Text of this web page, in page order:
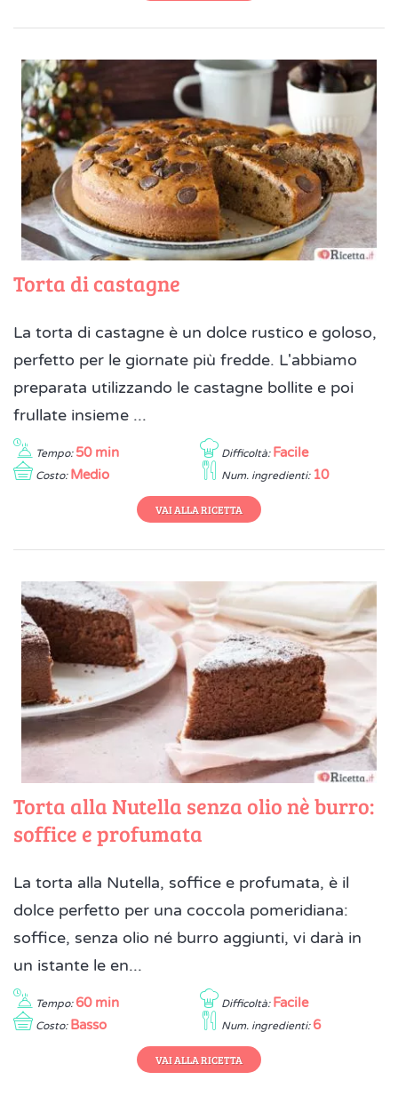
Torta di castagne
La torta di castagne è un dolce rustico e goloso,
perfetto per le giornate più fredde. L'abbiamo
preparata utilizzando le castagne bollite e poi
frullate insieme ...
Tempo: 50 min Difficoltà: Facile
Costo: Medio Num. ingredienti: 10
VAI ALLA RICETTA
Torta alla Nutella senza olio nè burro:
soffice e profumata
La torta alla Nutella, soffice e profumata, è il
dolce perfetto per una coccola pomeridiana:
soffice, senza olio né burro aggiunti, vi darà in
un istante le en...
Tempo: 60 min Difficoltà: Facile
Costo: Basso Num. ingredienti: 6
VAI ALLA RICETTA